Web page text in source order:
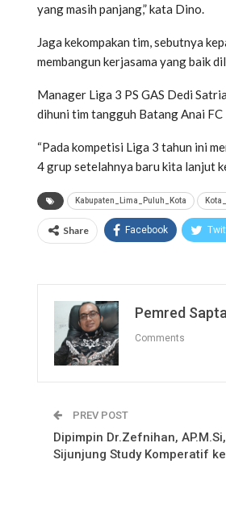
yang masih panjang,” kata Dino.
Jaga kekompakan tim, sebutnya
membangun kerjasama yang baik
Manager Liga 3 PS GAS Dedi
dihuni tim tangguh Batang Anai
“Pada kompetisi Liga 3 tahun ini
4 grup setelahnya baru kita lanjut
Kabupaten_Lima_Puluh_Kota
Share Facebook
Pemred
Comments
PREV POST
Dipimpin Dr.Zefnihan,
Sijunjung Study Komperatif